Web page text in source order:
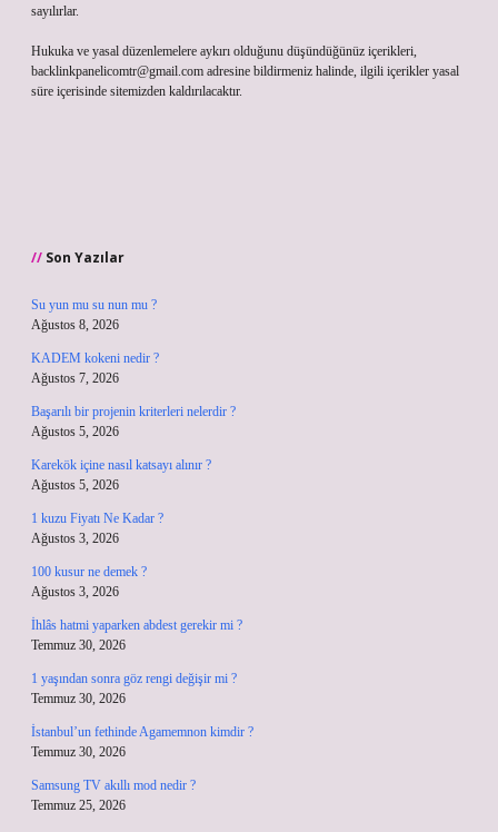
sayılırlar.
Hukuka ve yasal düzenlemelere aykırı olduğunu düşündüğünüz içerikleri,
backlinkpanelicomtr@gmail.com adresine bildirmeniz halinde, ilgili içerikler yasal
süre içerisinde sitemizden kaldırılacaktır.
Son Yazılar
Su yun mu su nun mu ?
Ağustos 8, 2026
KADEM kokeni nedir ?
Ağustos 7, 2026
Başarılı bir projenin kriterleri nelerdir ?
Ağustos 5, 2026
Karekök içine nasıl katsayı alınır ?
Ağustos 5, 2026
1 kuzu Fiyatı Ne Kadar ?
Ağustos 3, 2026
100 kusur ne demek ?
Ağustos 3, 2026
İhlâs hatmi yaparken abdest gerekir mi ?
Temmuz 30, 2026
1 yaşından sonra göz rengi değişir mi ?
Temmuz 30, 2026
İstanbul’un fethinde Agamemnon kimdir ?
Temmuz 30, 2026
Samsung TV akıllı mod nedir ?
Temmuz 25, 2026